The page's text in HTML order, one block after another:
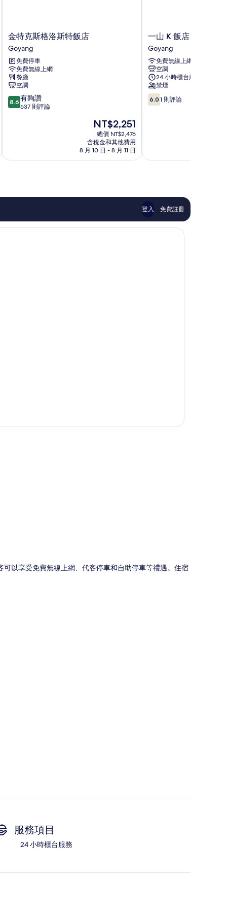
金
特
克
斯
格
洛
斯
特
飯
金特克斯格洛斯特飯店
Goyang
免費停車
免費無線上網
餐廳
空調
8.6
分，
夠
評
8.6 有夠讚
637 則評論
現
在
價
格
為
NT$2,251
總價 NT$2,476
含稅金和其他費用
8 月 10 日 - 8 月 11 日
一
山
K
飯
店
Goyang
一山 K 飯店
Goyang
免費無線上網
空調
24 小時櫃台服務
禁煙
6.0
分，
評
6.0 1 則評論
登入 免費註冊
可以享受免費無線上網、代客停車和自助停車等禮遇。住宿
服務項目
24 小時櫃台服務